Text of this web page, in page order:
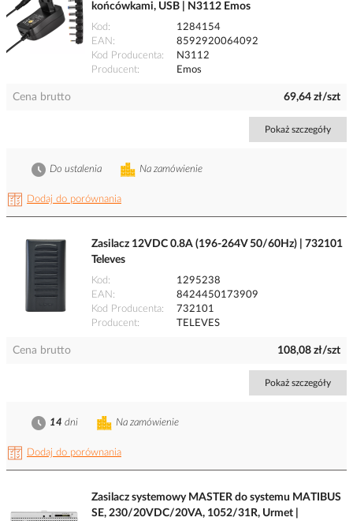
końcówkami, USB | N3112 Emos
Kod
1284154
EAN
8592920064092
Kod Producenta
N3112
Producent
Emos
Cena brutto 69,64 zł/szt
Pokaż szczegóły
Dodaj do porównania
Na zamówienie
Do ustalenia
Zasilacz 12VDC 0.8A (196-264V 50/60Hz) | 732101
Televes
Kod
1295238
EAN
8424450173909
Kod Producenta
732101
Producent
TELEVES
Cena brutto 108,08 zł/szt
Pokaż szczegóły
Dodaj do porównania
Na zamówienie
14 dni
Zasilacz systemowy MASTER do systemu MATIBUS
SE, 230/20VDC/20VA, 1052/31R, Urmet |